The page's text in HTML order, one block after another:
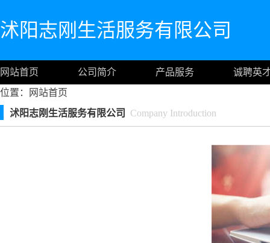
沭阳志刚生活服务有限公司
网站首页 公司简介 产品服务
诚聘英
位置：
网站首页
沭阳志刚生活服务有限公司
Company Introduction